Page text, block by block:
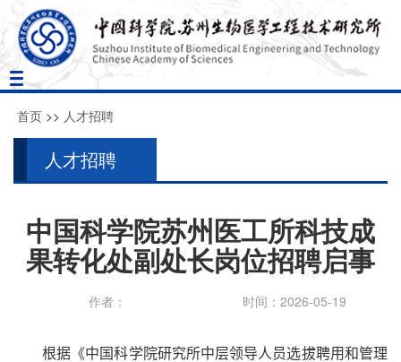
Toggle
navigation
首页 >> 人才招聘
人才招聘
中国科学院苏州医工所科技成
果转化处副处长岗位招聘启事
作者： 时间：2026-05-19
根据《中国科学院研究所中层领导人员选拔聘用和管理